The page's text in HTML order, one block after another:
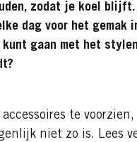
zodat je koel blijft.
dag voor het gemak
gaan met het
te
niet zo is. Lees